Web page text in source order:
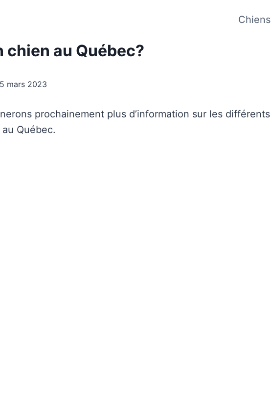
Chiens
au Québec?
mars 2023
prochainement plus d’information sur les différents
au Québec.